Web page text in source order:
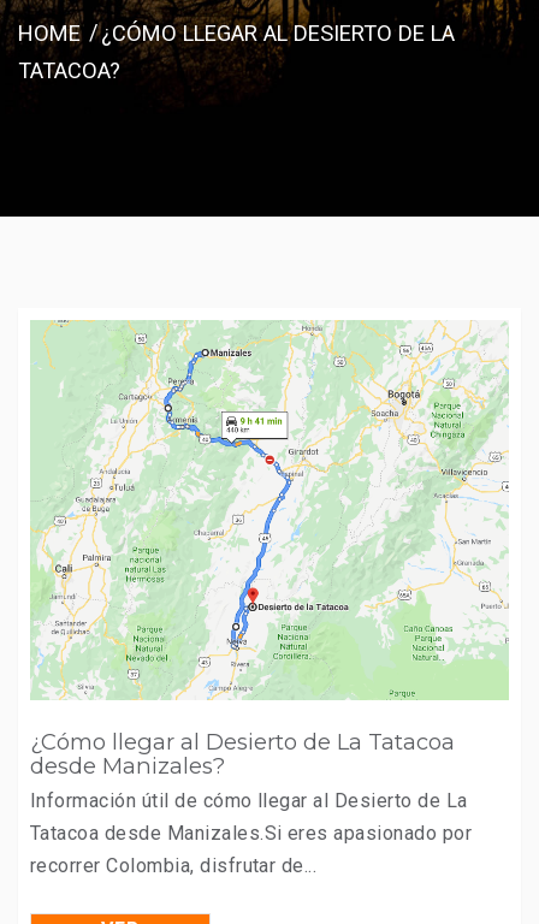
HOME
¿CÓMO LLEGAR AL DESIERTO DE LA
TATACOA?
¿Cómo llegar al Desierto de La Tatacoa
desde Manizales?
Información útil de cómo llegar al Desierto de La
Tatacoa desde Manizales.Si eres apasionado por
recorrer Colombia, disfrutar de...